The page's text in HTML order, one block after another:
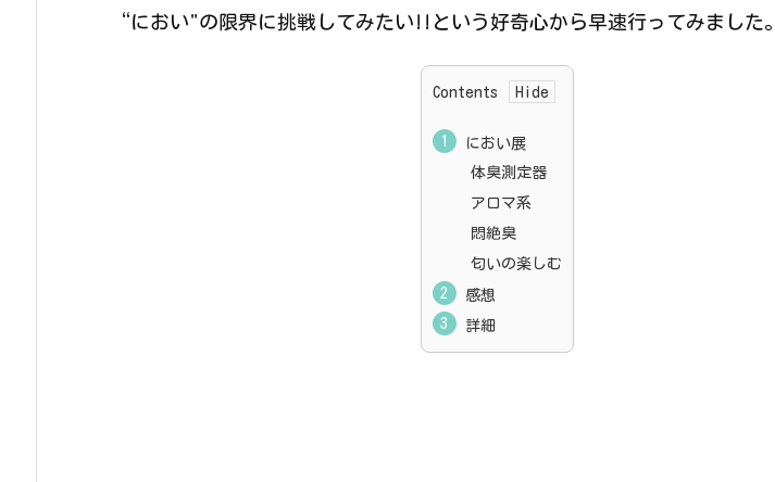
“におい"の限界に挑戦してみたい!!という好奇心から早速行ってみました。
Contents
におい展
体臭測定器
アロマ系
悶絶臭
匂いの楽しむ
感想
詳細